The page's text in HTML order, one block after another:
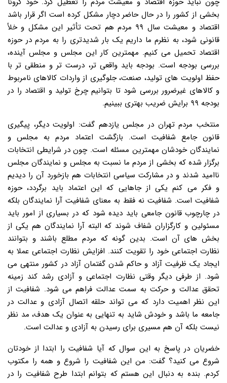
بخشی از کشور را در حال حاضر دچار مشکل کرده است اگر قرار باشد
اقتصاد و معیشت سال ۹۹ مردم هم تحت تأثیر این مشکل و خلأ
قانونی شود، به نظرم ما داریم یک بار شدیدتری را به مردم در حوزه
اقتصاد تحمیل می کنیم. مهمترین کار این مجلس و مجلس آینده،
بررسی بودجه است. بودجه باید واقعی تر، درست تر و منطقی تر با
حفظ اولویت های تولید، صنعت، جلوگیری از واردات کالاهای نامربوط
و کالاهای غیرضرور بررسی شود تا بتوانیم چرخ تولید و اقتصاد را در
بودجه ۹۹ برایش ضریب بهتری ببینیم.
منتخب مردم تهران در مجلس یازدهم گفت: اولویت دیگر، پیگیری
قانون جامع شفافیت است. بازگشت اعتماد مردم به مجلس و
نمایندگان خودشان مهمترین مسئله است. چون در شرایطی انتخابات
برگزار شده که بخشی از مردم ما نسبت به مجلس و نمایندگان مجلس
ناامید شدند و در مشارکت سیاسی انتخابات هم بازخورد آن را دیدیم
و فکر می کنم یکی از جاهایی که این اعتماد باید برگردد، حوزه
شفافیت است. شفافیت نه فقط به معنای شفافیت آرا نمایندگان بلکه
در چارچوب قانون جامعی باید دیده شود که در بسیاری از امور باید
مسئولین و کارگزاران شفاف شوند که البته آرا نمایندگان هم یکی از
بخش های آن است. بدین گونه که مردم مطلع باشند و بتوانند
نظارت اجتماعی خود را تقویت کنند. افزایش نظارت اجتماعی عملا به
ایجاد یک ظرفیت آزاد و حاکم شدن گفتمان آزاد در کشور منتهی می
شود. از طرفی دیگر وقتی نظارت اجتماعی و آزادی رشد کند زمینه
تحقق عدالت و حرکت به سمت عدالت فراهم می شود. شفافیت از
این نظر اهمیت دارد که می تواند حلقه اتصال آزادی و عدالت در
جامعه ما باشد و خودش شاید به تنهایی به عنوان یک هدف، مد نظر
نیست بلکه آن هم مسیری برای رسیدن به آزادی و عدالت است.
خضریان در پاسخ به این سوال که آیا شفافیت را ابتدا از خودتان
شروع می کنید؟ گفت: من این شفافیت را شروع و همه را مکتوب
کردم. بنده به دنبال این هستم که بتوانم ابتدا طرح شفافیت را در